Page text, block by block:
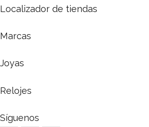
Localizador de tiendas
Marcas
Joyas
Relojes
Síguenos